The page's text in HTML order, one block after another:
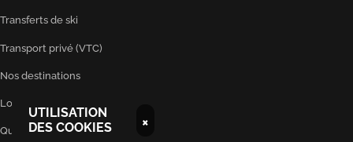
UTILISATION
DES COOKIES
×
Transferts de ski
Transport privé (VTC)
Nos destinations
Location voiture de luxe
Qui sommes-nous ?